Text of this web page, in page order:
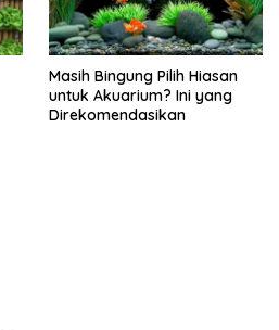
Masih Bingung Pilih Hiasan
untuk Akuarium? Ini yang
Direkomendasikan